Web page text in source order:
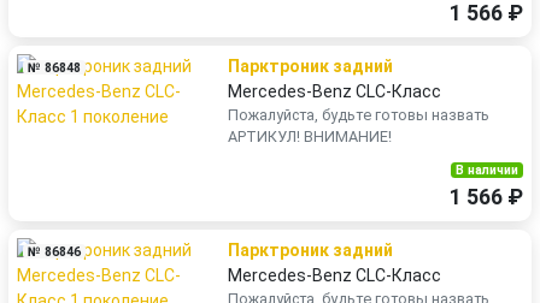
1 566 ₽
№ 86848
Парктроник задний
Mercedes-Benz CLC-Класс
Пожалуйста, будьте готовы назвать
АРТИКУЛ! ВНИМАНИЕ!
В наличии
1 566 ₽
№ 86846
Парктроник задний
Mercedes-Benz CLC-Класс
Пожалуйста, будьте готовы назвать